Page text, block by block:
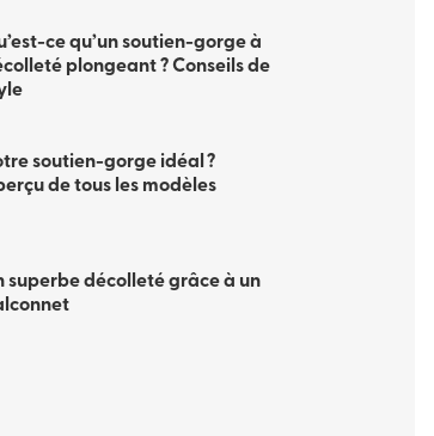
ce qu’un soutien-gorge à
plongeant ? Conseils de
soutien-gorge idéal ?
de tous les modèles
superbe décolleté grâce à un